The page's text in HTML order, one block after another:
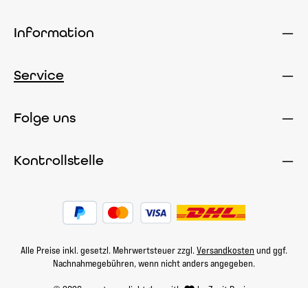
Information
Service
Folge uns
Kontrollstelle
Alle Preise inkl. gesetzl. Mehrwertsteuer zzgl. Versandkosten und ggf.
Nachnahmegebühren, wenn nicht anders angegeben.